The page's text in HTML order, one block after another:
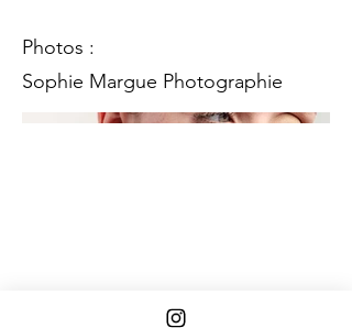
Photos :
Sophie Margue Photographie